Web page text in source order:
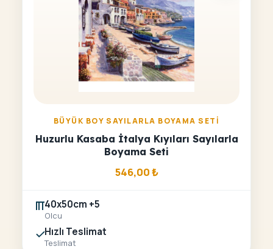
BÜYÜK BOY SAYILARLA BOYAMA SETI
Huzurlu Kasaba İtalya Kıyıları Sayılarla
Boyama Seti
546,00₺
40x50cm +5
Olcu
Hızlı Teslimat
Teslimat